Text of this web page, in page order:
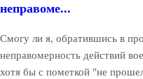
неправоме...
Смогу ли я, обратившись в
неправомерность действий
хотя бы с пометкой "не